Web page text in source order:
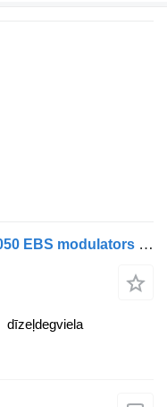
WABCO CF450 (01.18-) 4801066050 EBS modulators paredzēts DAF CF450, CF460 (2017-) vilcēja
dīzeļdegviela